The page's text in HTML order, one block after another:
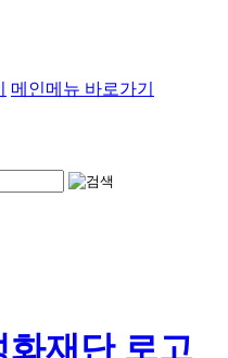
메인메뉴 바로가기